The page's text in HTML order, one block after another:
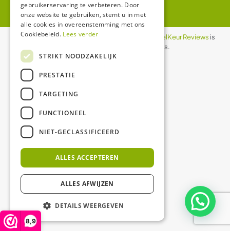
8,9
De waardering van ledgloeilamp.nl bij WebwinkelKeur Reviews is
8.9/10 gebaseerd op 1158 reviews.
gebruikerservaring te verbeteren. Door
onze website te gebruiken, stemt u in met
alle cookies in overeenstemming met ons
Cookiebeleid. Lees verder
STRIKT NOODZAKELIJK
PRESTATIE
TARGETING
FUNCTIONEEL
NIET-GECLASSIFICEERD
ALLES ACCEPTEREN
ALLES AFWIJZEN
DETAILS WEERGEVEN